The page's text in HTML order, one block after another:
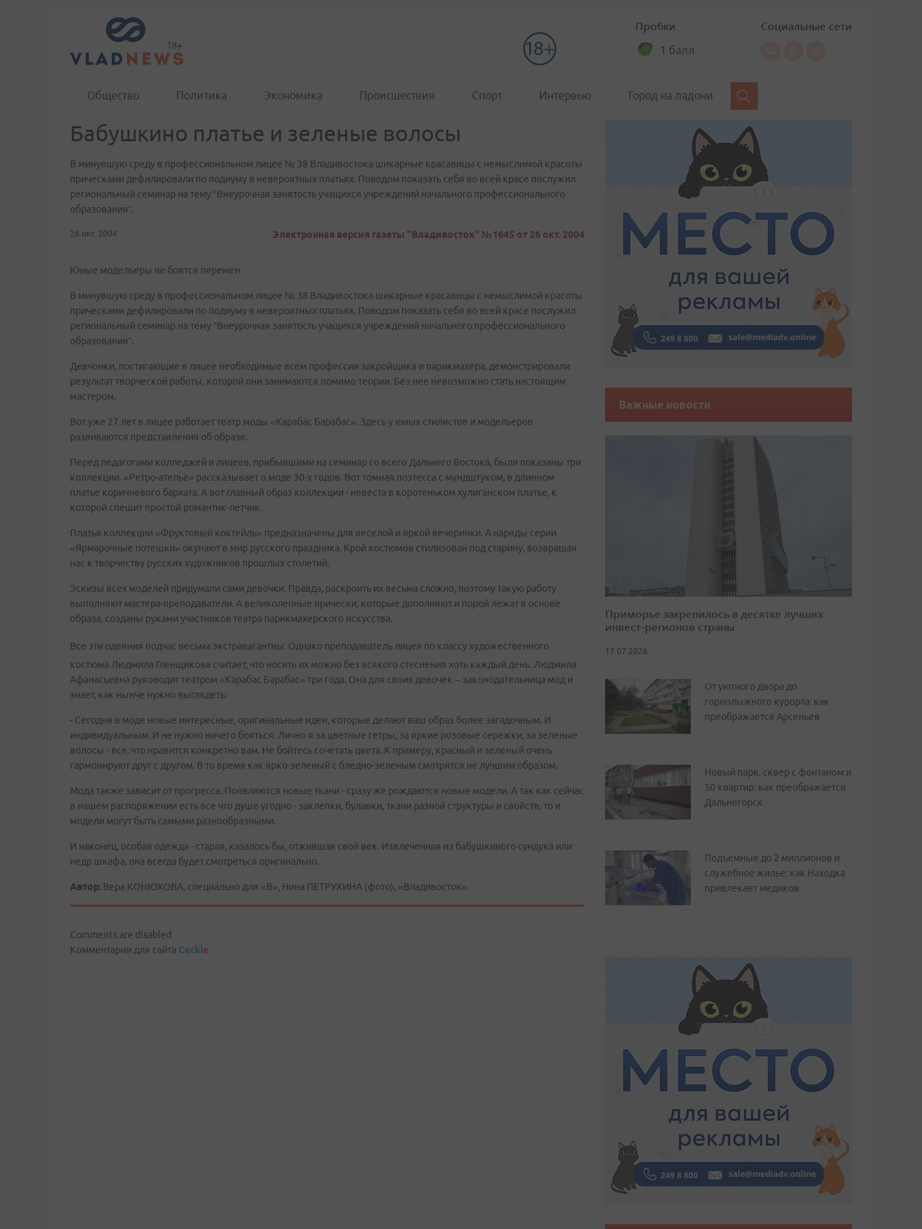
Пробки
1 балл
Социальные сети
Общество Политика Экономика Происшествия Спорт Интервью Город на ладони
Бабушкино платье и зеленые волосы
В минувшую среду в профессиональном лицее № 38 Владивостока шикарные красавицы с немыслимой красоты
прическами дефилировали по подиуму в невероятных платьях. Поводом показать себя во всей красе послужил
региональный семинар на тему “Внеурочная занятость учащихся учреждений начального профессионального
образования”.
26 окт. 2004 Электронная версия газеты "Владивосток" №1645 от 26 окт. 2004
Юные модельеры не боятся перемен
В минувшую среду в профессиональном лицее № 38 Владивостока шикарные красавицы с немыслимой красоты
прическами дефилировали по подиуму в невероятных платьях. Поводом показать себя во всей красе послужил
региональный семинар на тему “Внеурочная занятость учащихся учреждений начального профессионального
образования”.
Девчонки, постигающие в лицее необходимые всем профессии закройщика и парикмахера, демонстрировали
результат творческой работы, которой они занимаются помимо теории. Без нее невозможно стать настоящим
мастером.
Вот уже 27 лет в лицее работает театр моды «Карабас Барабас». Здесь у юных стилистов и модельеров
развиваются представления об образе.
Перед педагогами колледжей и лицеев, прибывшими на семинар со всего Дальнего Востока, были показаны три
коллекции. «Ретро-ателье» рассказывает о моде 30-х годов. Вот томная поэтесса с мундштуком, в длинном
платье коричневого бархата. А вот главный образ коллекции - невеста в коротеньком хулиганском платье, к
которой спешит простой романтик-летчик.
Платья коллекции «Фруктовый коктейль» предназначены для веселой и яркой вечеринки. А наряды серии
«Ярмарочные потешки» окунают в мир русского праздника. Крой костюмов стилизован под старину, возвращая
нас к творчеству русских художников прошлых столетий.
Эскизы всех моделей придумали сами девочки. Правда, раскроить их весьма сложно, поэтому такую работу
выполняют мастера-преподаватели. А великолепные прически, которые дополняют и порой лежат в основе
образа, созданы руками участников театра парикмахерского искусства.
Все эти одеяния подчас весьма экстравагантны. Однако преподаватель лицея по классу художественного
костюма Людмила Гленщикова считает, что носить их можно без всякого стеснения хоть каждый день. Людмила
Афанасьевна руководит театром «Карабас Барабас» три года. Она для своих девочек – законодательница мод и
знает, как нынче нужно выглядеть:
- Сегодня в моде новые интересные, оригинальные идеи, которые делают ваш образ более загадочным. И
индивидуальным. И не нужно ничего бояться. Лично я за цветные гетры, за яркие розовые сережки, за зеленые
волосы - все, что нравится конкретно вам. Не бойтесь сочетать цвета. К примеру, красный и зеленый очень
гармонируют друг с другом. В то время как ярко-зеленый с бледно-зеленым смотрятся не лучшим образом.
Мода также зависит от прогресса. Появляются новые ткани - сразу же рождаются новые модели. А так как сейчас
в нашем распоряжении есть все что душе угодно - заклепки, булавки, ткани разной структуры и свойств, то и
модели могут быть самыми разнообразными.
И наконец, особая одежда - старая, казалось бы, отжившая свой век. Извлеченная из бабушкиного сундука или
недр шкафа, она всегда будет смотреться оригинально.
Автор: Вера КОНЮХОВА, специально для «В», Нина ПЕТРУХИНА (фото), «Владивосток»
Comments are disabled
Комментарии для сайта Cackle
Важные новости
Приморье закрепилось в десятке лучших
инвест-регионов страны
17.07.2026
От уютного двора до
горнолыжного курорта: как
преображается Арсеньев
Новый парк, сквер с фонтаном и
50 квартир: как преображается
Дальнегорск
Подъемные до 2 миллионов и
служебное жилье: как Находка
привлекает медиков